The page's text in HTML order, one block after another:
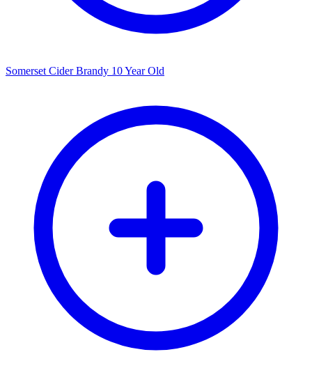
Somerset Cider Brandy 10 Year Old